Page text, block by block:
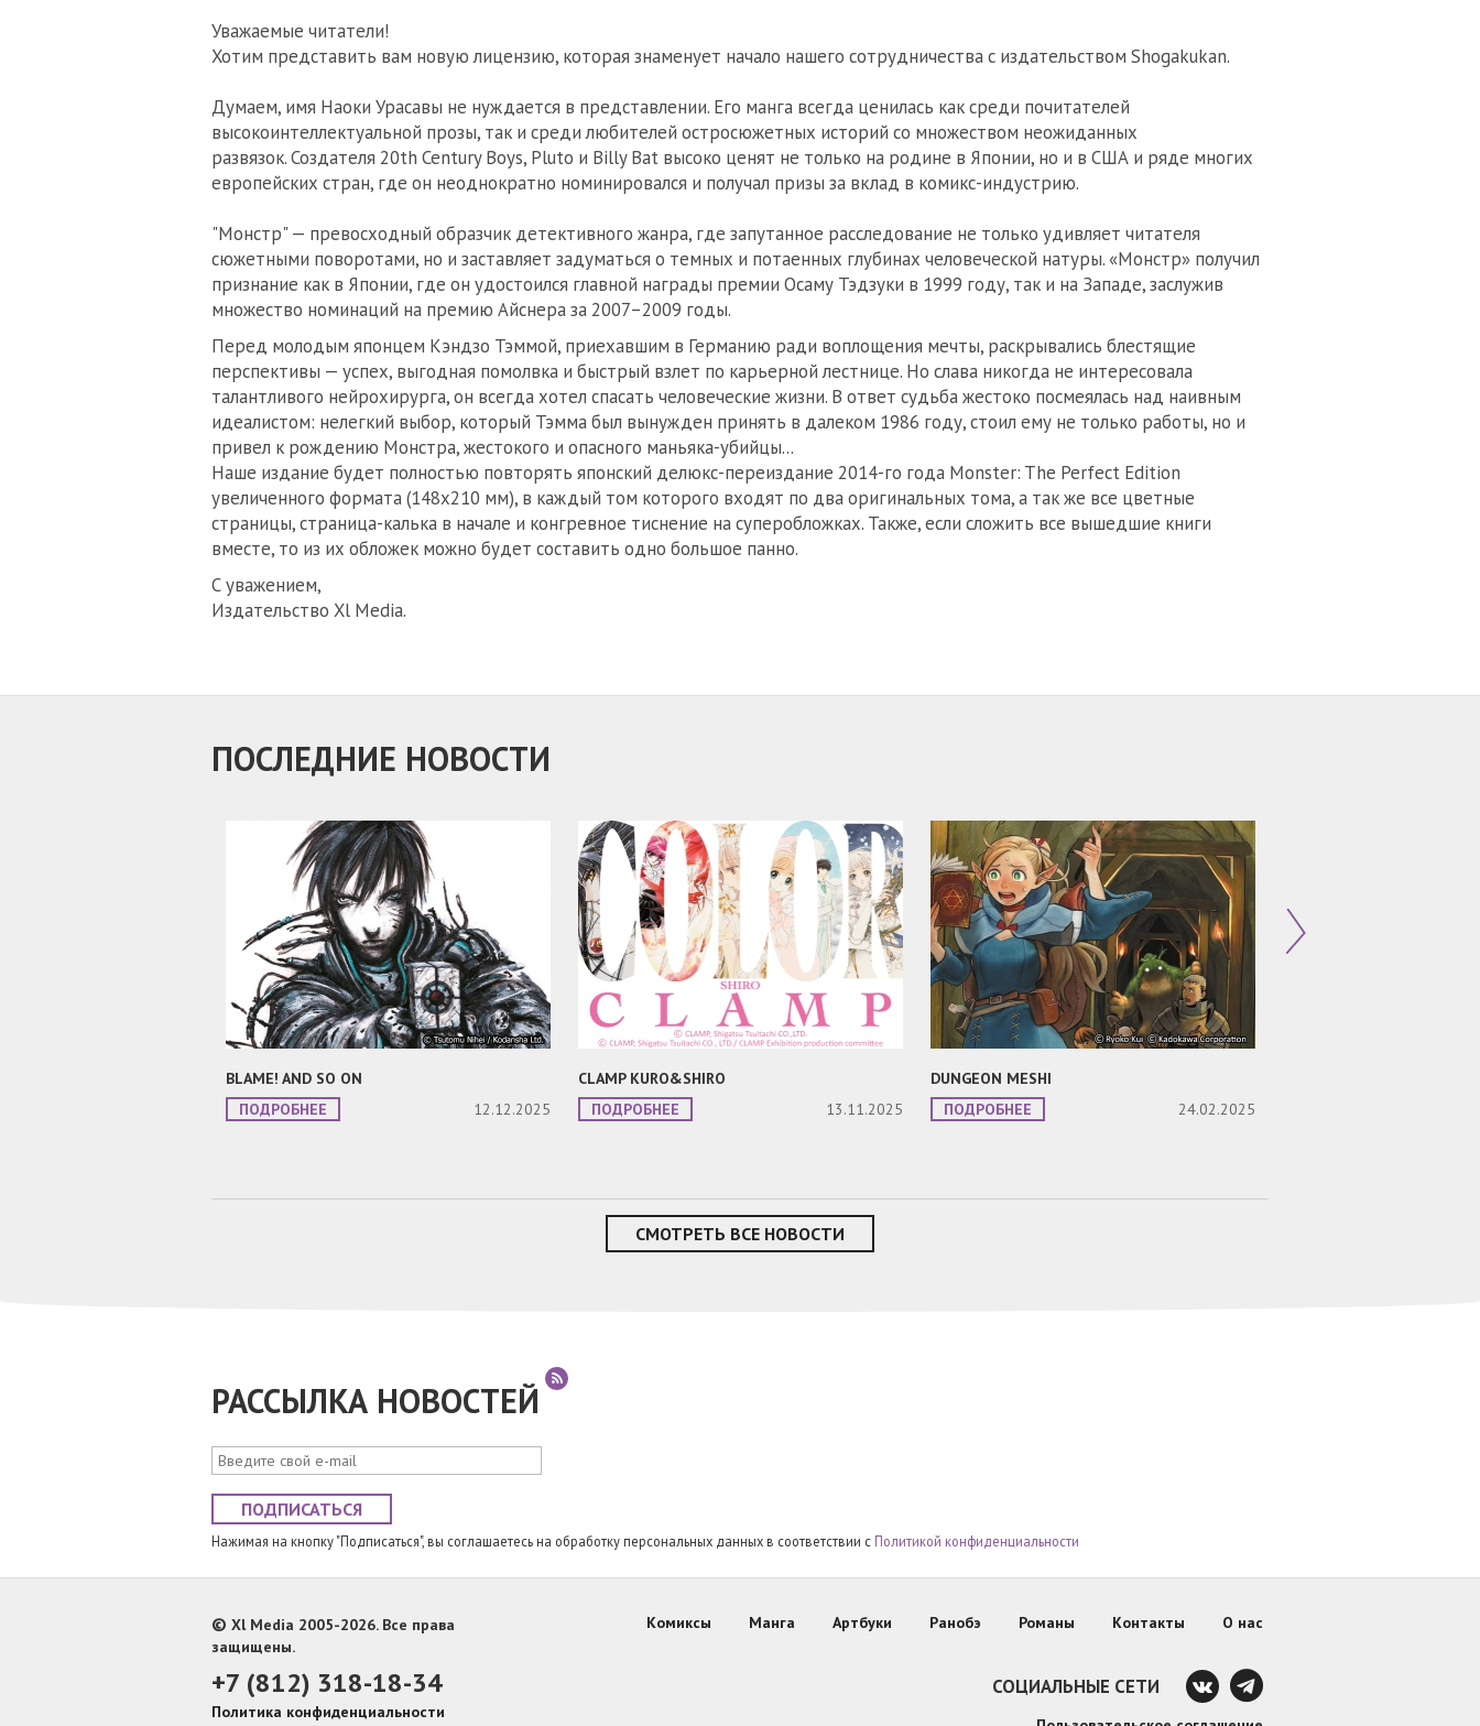
Уважаемые читатели!
Хотим представить вам новую лицензию, которая знаменует начало нашего сотрудничества с издательством Shogakukan.
Думаем, имя Наоки Урасавы не нуждается в представлении. Его манга всегда ценилась как среди почитателей
высокоинтеллектуальной прозы, так и среди любителей остросюжетных историй со множеством неожиданных
развязок. Создателя 20th Century Boys, Pluto и Billy Bat высоко ценят не только на родине в Японии, но и в США и ряде многих
европейских стран, где он неоднократно номинировался и получал призы за вклад в комикс-индустрию.
"Монстр" — превосходный образчик детективного жанра, где запутанное расследование не только удивляет читателя
сюжетными поворотами, но и заставляет задуматься о темных и потаенных глубинах человеческой натуры. «Монстр» получил
признание как в Японии, где он удостоился главной награды премии Осаму Тэдзуки в 1999 году, так и на Западе, заслужив
множество номинаций на премию Айснера за 2007–2009 годы.
Перед молодым японцем Кэндзо Тэммой, приехавшим в Германию ради воплощения мечты, раскрывались блестящие
перспективы — успех, выгодная помолвка и быстрый взлет по карьерной лестнице. Но слава никогда не интересовала
талантливого нейрохирурга, он всегда хотел спасать человеческие жизни. В ответ судьба жестоко посмеялась над наивным
идеалистом: нелегкий выбор, который Тэмма был вынужден принять в далеком 1986 году, стоил ему не только работы, но и
привел к рождению Монстра, жестокого и опасного маньяка-убийцы...
Наше издание будет полностью повторять японский делюкс-переиздание 2014-го года Monster: The Perfect Edition
увеличенного формата (148х210 мм), в каждый том которого входят по два оригинальных тома, а так же все цветные
страницы, страница-калька в начале и конгревное тиснение на суперобложках. Также, если сложить все вышедшие книги
вместе, то из их обложек можно будет составить одно большое панно.
С уважением,
Издательство Xl Media.
ПОСЛЕДНИЕ НОВОСТИ
BLAME! AND SO ON
ПОДРОБНЕЕ
12.12.2025
CLAMP KURO&SHIRO
ПОДРОБНЕЕ
13.11.2025
DUNGEON MESHI
ПОДРОБНЕЕ
24.02.2025
СМОТРЕТЬ ВСЕ НОВОСТИ
РАССЫЛКА НОВОСТЕЙ
ПОДПИСАТЬСЯ
Нажимая на кнопку "Подписаться", вы соглашаетесь на обработку персональных данных в соответствии с Политикой конфиденциальности
© Xl Media 2005-2026. Все права
защищены.
Комиксы Манга Артбуки Ранобэ Романы Контакты О нас
+7 (812) 318-18-34
Политика конфиденциальности
СОЦИАЛЬНЫЕ СЕТИ